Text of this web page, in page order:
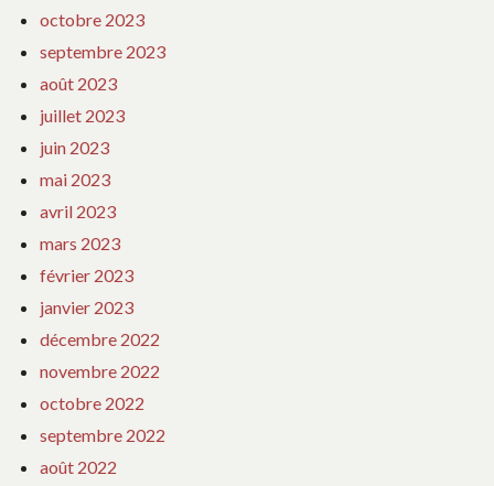
octobre 2023
septembre 2023
août 2023
juillet 2023
juin 2023
mai 2023
avril 2023
mars 2023
février 2023
janvier 2023
décembre 2022
novembre 2022
octobre 2022
septembre 2022
août 2022